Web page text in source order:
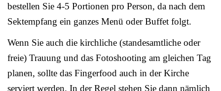
bestellen Sie 4-5 Portionen pro Person, da nach dem
Sektempfang ein ganzes Menü oder Buffet folgt.
Wenn Sie auch die kirchliche (standesamtliche oder
freie) Trauung und das Fotoshooting am gleichen Tag
planen, sollte das Fingerfood auch in der Kirche
serviert werden. In der Regel stehen Sie dann nämlich